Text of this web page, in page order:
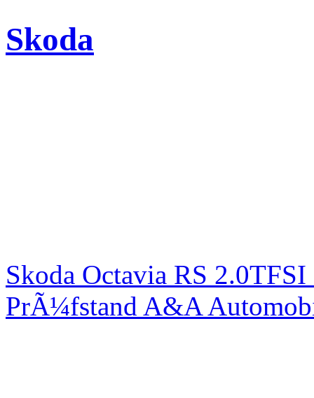
Skoda
Skoda Octavia RS
PrÃ¼fstand A&A